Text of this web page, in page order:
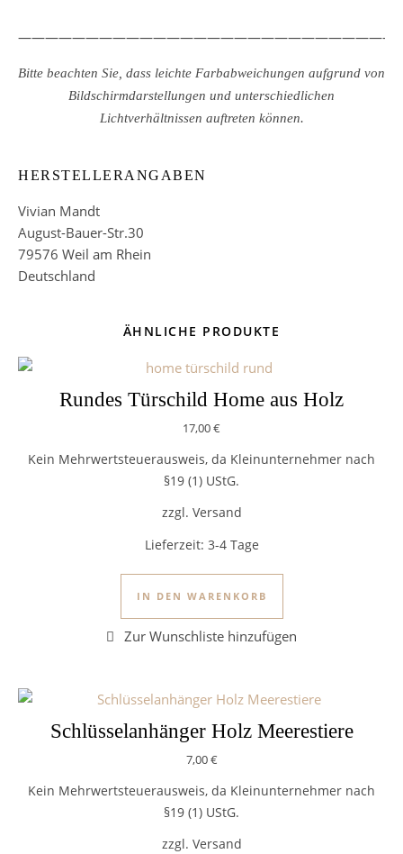
Bitte beachten Sie, dass leichte Farbabweichungen aufgrund von
Bildschirmdarstellungen und unterschiedlichen
Lichtverhältnissen auftreten können.
HERSTELLERANGABEN
Vivian Mandt
August-Bauer-Str.30
79576 Weil am Rhein
Deutschland
ÄHNLICHE PRODUKTE
Rundes Türschild Home aus Holz
17,00€
Kein Mehrwertsteuerausweis, da Kleinunternehmer nach
§19 (1) UStG.
zzgl. Versand
Lieferzeit: 3-4 Tage
IN DEN WARENKORB
Schlüsselanhänger Holz Meerestiere
7,00€
Kein Mehrwertsteuerausweis, da Kleinunternehmer nach
§19 (1) UStG.
zzgl. Versand